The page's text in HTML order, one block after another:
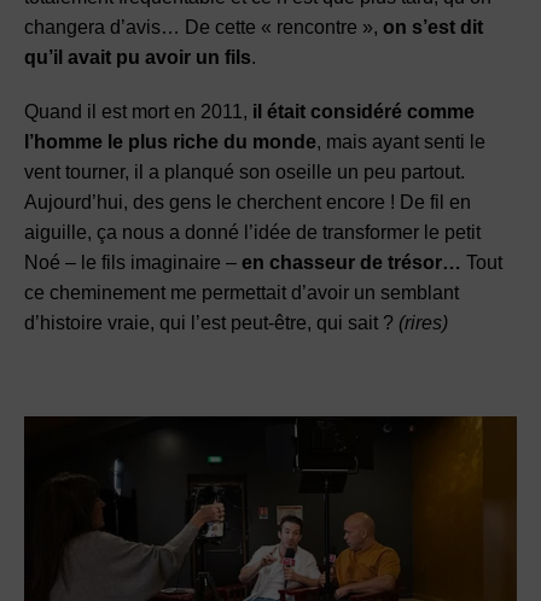
changera d’avis… De cette « rencontre », on s’est dit
qu’il avait pu avoir un fils.
Quand il est mort en 2011, il était considéré comme
l’homme le plus riche du monde, mais ayant senti le
vent tourner, il a planqué son oseille un peu partout.
Aujourd’hui, des gens le cherchent encore ! De fil en
aiguille, ça nous a donné l’idée de transformer le petit
Noé – le fils imaginaire – en chasseur de trésor… Tout
ce cheminement me permettait d’avoir un semblant
d’histoire vraie, qui l’est peut-être, qui sait ? (rires)